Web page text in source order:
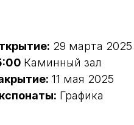
29 марта 2025
Каминный зал
11 мая 2025
Графика